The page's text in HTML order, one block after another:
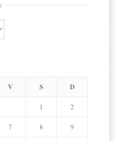
V S D
1 2
7 8 9